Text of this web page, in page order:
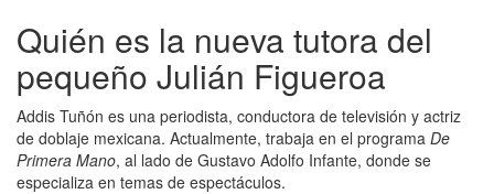
Quién es la nueva tutora del
pequeño Julián Figueroa
Addis Tuñón es una periodista, conductora de televisión y actriz
de doblaje mexicana. Actualmente, trabaja en el programa De
Primera Mano, al lado de Gustavo Adolfo Infante, donde se
especializa en temas de espectáculos.